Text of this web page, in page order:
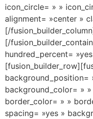
icon_circle= » »
alignment= »center »
[/
[/
hundred_percent=
background_position=
background_color= »
border_color= » »
spacing= »yes »